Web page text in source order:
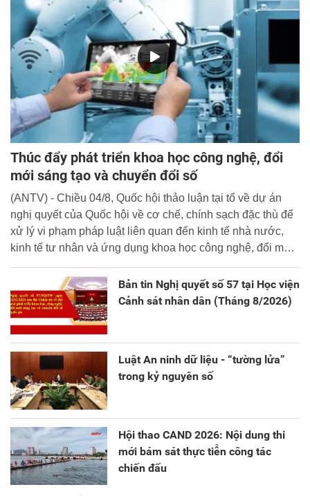
Thúc đẩy phát triển khoa học công nghệ, đổi
mới sáng tạo và chuyển đổi số
(ANTV) - Chiều 04/8, Quốc hội thảo luận tại tổ về dự án
nghị quyết của Quốc hội về cơ chế, chính sạch đặc thù để
xử lý vi phạm pháp luật liên quan đến kinh tế nhà nước,
kinh tế tư nhân và ứng dụng khoa học công nghệ, đổi mới
sáng tạo và chuyển đổi số.
Bản tin Nghị quyết số 57 tại Học viện
Cảnh sát nhân dân (Tháng 8/2026)
Luật An ninh dữ liệu - “tường lửa”
trong kỷ nguyên số
Hội thao CAND 2026: Nội dung thi
mới bám sát thực tiễn công tác
chiến đấu